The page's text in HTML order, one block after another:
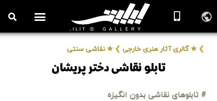
❯ ✮ گالری آثار هنری خارجی ❯ ✮ نقاشی سنتی
تابلو نقاشی دختر پریشان
# تابلوهای نقاشی بدون انگیزه